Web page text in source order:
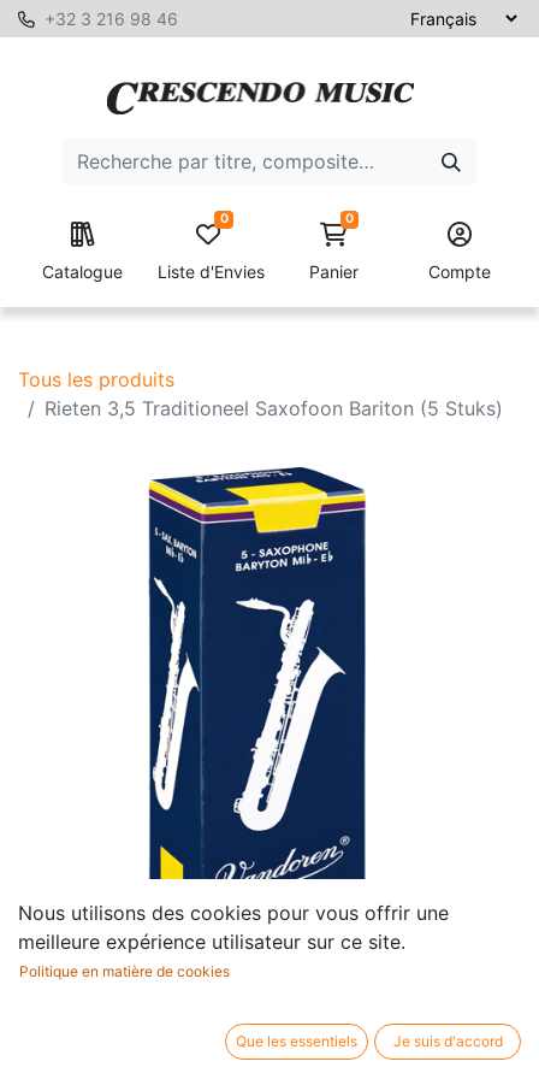
+32 3 216 98 46
Catalogue Liste d'Envies
0 0
Panier Compte
Tous les produits
Rieten 3,5 Traditioneel Saxofoon Bariton (5 Stuks)
Rieten 3,5 Traditioneel
Saxofoon Bariton (5 Stuks)
Nous utilisons des cookies pour vous offrir une
meilleure expérience utilisateur sur ce site.
Politique en matière de cookies
Que les essentiels Je suis d'accord